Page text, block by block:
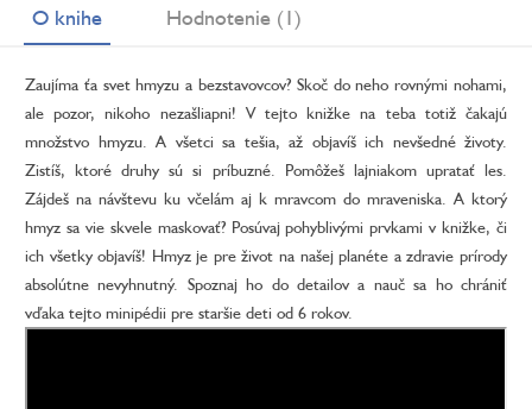
O knihe Hodnotenie (1)
Zaujíma ťa svet hmyzu a bezstavovcov? Skoč do neho rovnými nohami,
ale pozor, nikoho nezašliapni! V tejto knižke na teba totiž čakajú
množstvo hmyzu. A všetci sa tešia, až objavíš ich nevšedné životy.
Zistíš, ktoré druhy sú si príbuzné. Pomôžeš lajniakom upratať les.
Zájdeš na návštevu ku včelám aj k mravcom do mraveniska. A ktorý
hmyz sa vie skvele maskovať? Posúvaj pohyblivými prvkami v knižke, či
ich všetky objavíš! Hmyz je pre život na našej planéte a zdravie prírody
absolútne nevyhnutný. Spoznaj ho do detailov a nauč sa ho chrániť
vďaka tejto minipédii pre staršie deti od 6 rokov.